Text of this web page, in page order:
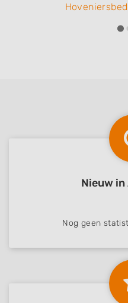
Nieuw
Nog geen